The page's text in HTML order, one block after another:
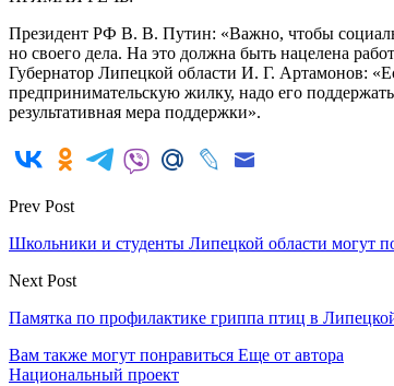
Президент РФ В. В. Путин: «Важно, чтобы
но своего дела. На это должна быть нацелена
Губернатор Липецкой области И. Г. Артамонов:
предпринимательскую жилку, надо его
результативная мера поддержки».
Prev Post
Школьники и студенты Липецкой области могут
Next Post
Памятка по профилактике гриппа птиц в
Вам также могут понравиться Еще от автора
Национальный проект